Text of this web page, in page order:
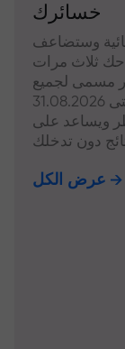
خسائرك
وستضاعف
ثلاث مرات
مسمى لجميع
ويساعد على
دون تدخلك
عرض الكل